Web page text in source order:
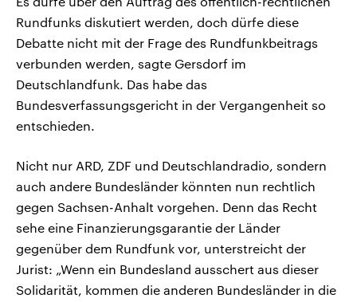
Rundfunks diskutiert werden, doch dürfe diese
Debatte nicht mit der Frage des Rundfunkbeitrags
verbunden werden, sagte Gersdorf im
Deutschlandfunk. Das habe das
Bundesverfassungsgericht in der Vergangenheit so
entschieden.
Nicht nur ARD, ZDF und Deutschlandradio, sondern
auch andere Bundesländer könnten nun rechtlich
gegen Sachsen-Anhalt vorgehen. Denn das Recht
sehe eine Finanzierungsgarantie der Länder
gegenüber dem Rundfunk vor, unterstreicht der
Jurist: „Wenn ein Bundesland ausschert aus dieser
Solidarität, kommen die anderen Bundesländer in die